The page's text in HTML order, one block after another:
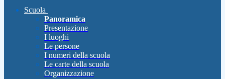
Scuola
Panoramica
Presentazione
I luoghi
Le persone
I numeri della scuola
Le carte della scuola
Organizzazione